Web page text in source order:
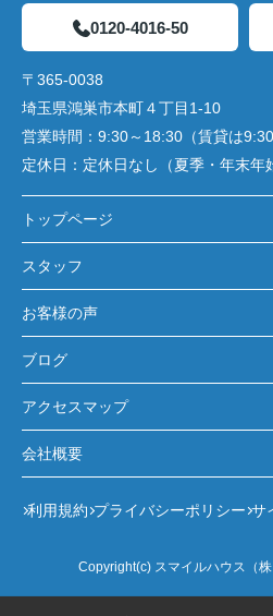
0120-4016-50
〒365-0038
埼玉県鴻巣市本町４丁目1-10
営業時間： 9:30～18:30（賃貸は9:30
定休日： 定休日なし（夏季・年末年
トップページ
スタッフ
お客様の声
ブログ
アクセスマップ
会社概要
利用規約 プライバシーポリシー サ
Copyright(c) スマイルハウス（